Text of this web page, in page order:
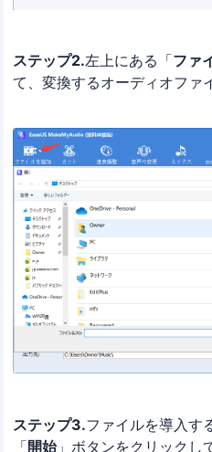
ステップ2.左上にある「ファ
て、変換するオーディオファ
ステップ3.ファイルを導入す
「開始」ボタンをクリックし